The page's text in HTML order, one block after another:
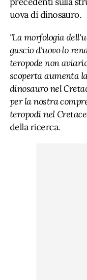
uova di dinosauro.
"La morfologia
guscio d'uovo lo
teropode non
scoperta aumenta
dinosauro nel
per la nostra
teropodi nel
della ricerca.